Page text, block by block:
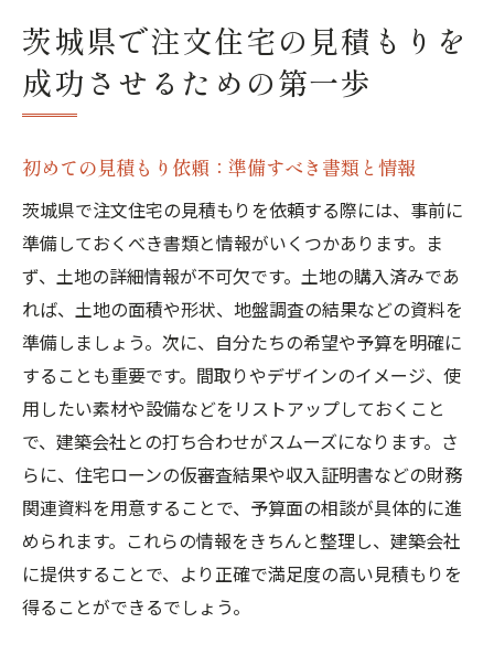
現地調査の重要性とその内容
契約前に確認すべき見積もりの詳細
地域特性を活かした茨城県の注文住宅見積もり
方法
地域の建築規制を理解する
地元の施工会社が持つ利点
地域特性に基づくエネルギー効率の提案
茨城県特有の住宅様式とその魅力
地域特性を活かした資材調達方法
理想のマイホーム実現のための見積もりポイン
ト
生活スタイルに合わせた間取りの考え方
収納スペースと快適さのバランス
将来のライフステージを見据えた設計
エコロジーと経済性を両立させる設備選び
茨城県で注文住宅の見積もりを
成功させるための第一歩
初めての見積もり依頼：準備すべき書類と情報
茨城県で注文住宅の見積もりを依頼する際には、事前に
準備しておくべき書類と情報がいくつかあります。ま
ず、土地の詳細情報が不可欠です。土地の購入済みであ
れば、土地の面積や形状、地盤調査の結果などの資料を
準備しましょう。次に、自分たちの希望や予算を明確に
することも重要です。間取りやデザインのイメージ、使
用したい素材や設備などをリストアップしておくこと
で、建築会社との打ち合わせがスムーズになります。さ
らに、住宅ローンの仮審査結果や収入証明書などの財務
関連資料を用意することで、予算面の相談が具体的に進
められます。これらの情報をきちんと整理し、建築会社
に提供することで、より正確で満足度の高い見積もりを
得ることができるでしょう。